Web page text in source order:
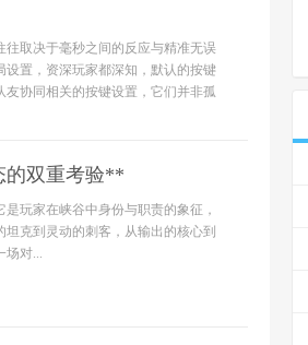
取决于毫秒之间的反应与精准无误
置，资深玩家都深知，默认的按键
协同相关的按键设置，它们并非孤
的双重考验**
玩家在峡谷中身份与职责的象征，
克到灵动的刺客，从输出的核心到
场对...